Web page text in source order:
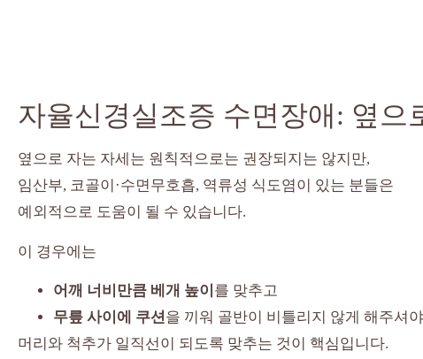
자율신경실조증 수면장애: 옆으
옆으로 자는 자세는 원칙적으로는 권장되지는 않지만,
임산부, 코골이·수면무호흡, 역류성 식도염이 있는 분들은
예외적으로 도움이 될 수 있습니다.
이 경우에는
어깨 너비만큼 베개 높이 를 맞추고
무릎 사이에 쿠션을 끼워 골반이 비틀리지 않게 해주셔
머리와 척추가 일직선이 되도록 맞추는 것이 핵심입니다.